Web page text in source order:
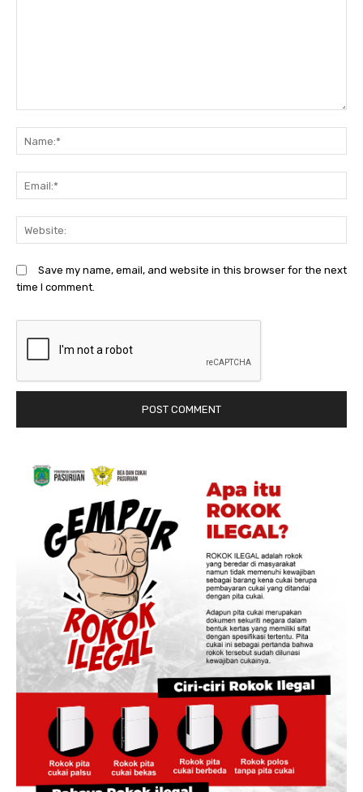
Save my name, email, and website in this browser for the next
time I comment.